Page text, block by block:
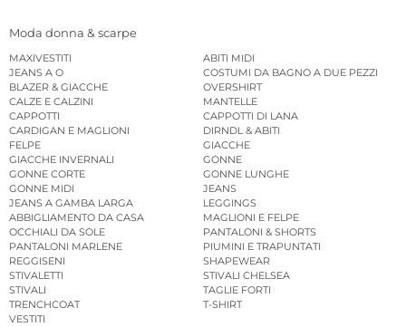
Moda donna & scarpe
MAXIVESTITI
ABITI MIDI
JEANS A O
COSTUMI DA BAGNO A DUE PEZZI
BLAZER & GIACCHE
OVERSHIRT
CALZE E CALZINI
MANTELLE
CAPPOTTI
CAPPOTTI DI LANA
CARDIGAN E MAGLIONI
DIRNDL & ABITI
FELPE
GIACCHE
GIACCHE INVERNALI
GONNE
GONNE CORTE
GONNE LUNGHE
GONNE MIDI
JEANS
JEANS A GAMBA LARGA
LEGGINGS
ABBIGLIAMENTO DA CASA
MAGLIONI E FELPE
OCCHIALI DA SOLE
PANTALONI & SHORTS
PANTALONI MARLENE
PIUMINI E TRAPUNTATI
REGGISENI
SHAPEWEAR
STIVALETTI
STIVALI CHELSEA
STIVALI
TAGLIE FORTI
TRENCHCOAT
T-SHIRT
VESTITI